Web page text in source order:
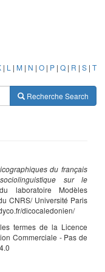
| L | M| N | O| P|Q | R |S |T
Recherche Search
du français
sur le
laboratoire Modèles
CNRS/ Université Paris
dicocaledonien/
termes de la Licence
Commerciale - Pas de